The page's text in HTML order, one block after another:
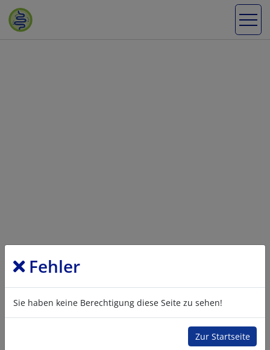
Fehler
Sie haben keine Berechtigung diese Seite zu sehen!
Zur Startseite